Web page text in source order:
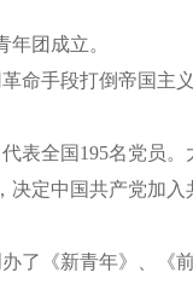
团成立。
手段打倒帝国主义
全国195名党员。
定中国共产党加
《新青年》、《